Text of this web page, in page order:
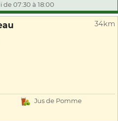
de 07:30 à 18:00
34km
Jus de Pomme